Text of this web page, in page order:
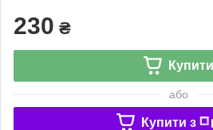
230 ₴
Купити
або
Купити з